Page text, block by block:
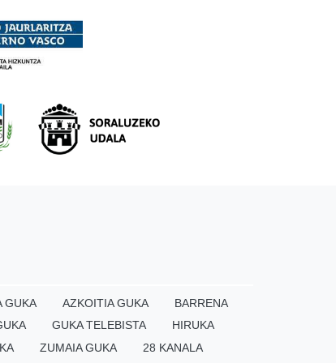
GUKA AZKOITIA GUKA
BARRENA
GUKA TELEBISTA
HIRUKA
ZUMAIA GUKA 28 KANALA